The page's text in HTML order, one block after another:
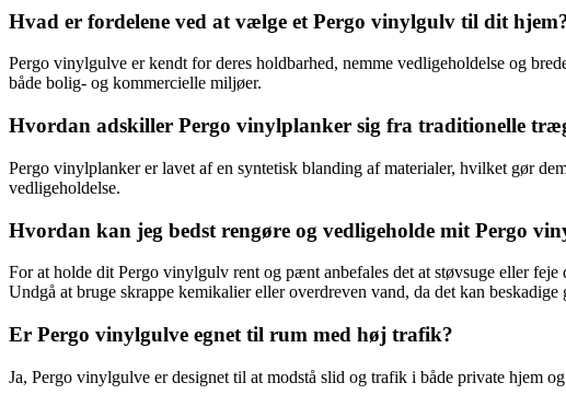
Hvad er fordelene ved at vælge et Pergo vinylgulv til dit
Pergo vinylgulve er kendt for deres holdbarhed, nemme vedligeholdelse og
både bolig- og kommercielle miljøer.
Hvordan adskiller Pergo vinylplanker sig fra traditionelle
Pergo vinylplanker er lavet af en syntetisk blanding af materialer, hvilket gør
vedligeholdelse.
Hvordan kan jeg bedst rengøre og vedligeholde mit Pergo
For at holde dit Pergo vinylgulv rent og pænt anbefales det at støvsuge eller
Undgå at bruge skrappe kemikalier eller overdreven vand, da det kan beskadige
Er Pergo vinylgulve egnet til rum med høj trafik?
Ja, Pergo vinylgulve er designet til at modstå slid og trafik i både private hjem